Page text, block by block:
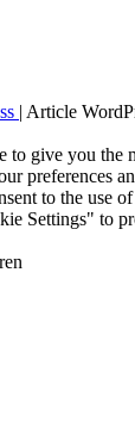
| Article
to give you the
preferences
to the use
Settings" to